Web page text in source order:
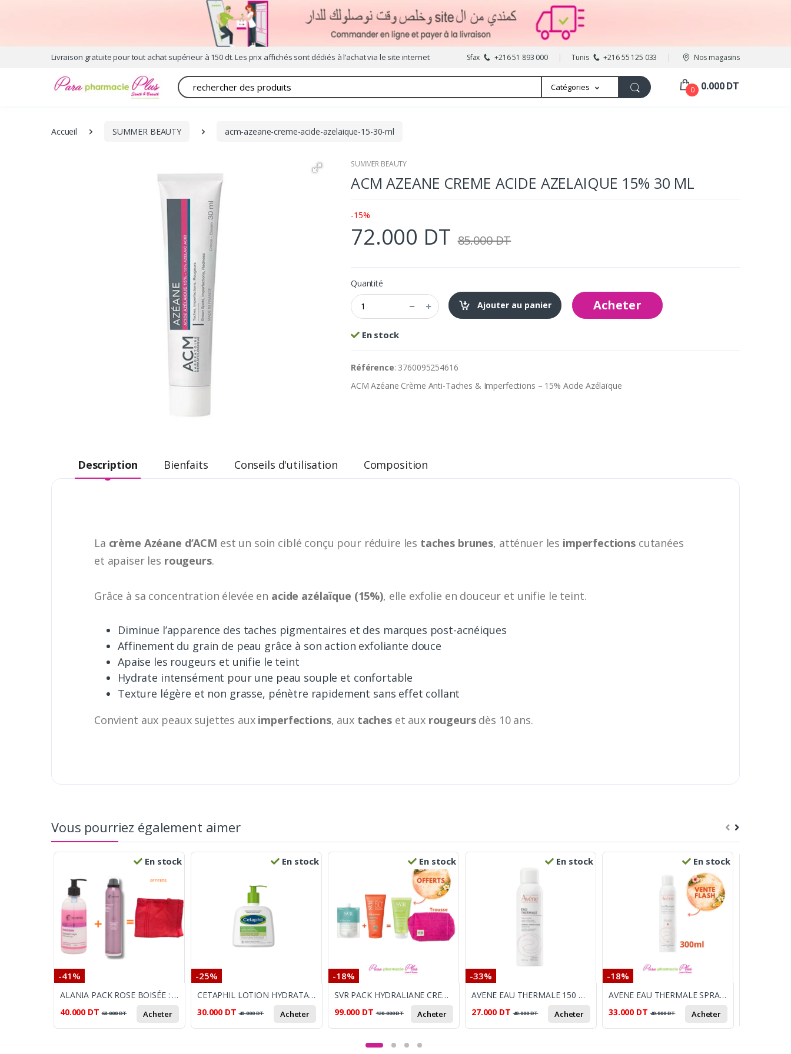
Livraison gratuite pour tout achat supérieur à 150 dt. Les prix affichés sont dédiés à l’achat via le site internet Sfax +216 51 893 000 Tunis +216 55 125 033 Nos magasins
Recherche Catégories 0 0.000 DT
Accueil SUMMER BEAUTY acm-azeane-creme-acide-azelaique-15-30-ml
SUMMER BEAUTY
ACM AZEANE CREME ACIDE AZELAIQUE 15% 30 ML
-15%
72.000 DT 85.000 DT
Quantité
Ajouter au panier
Acheter
En stock
Référence: 3760095254616
ACM Azéane Crème Anti-Taches & Imperfections – 15% Acide Azélaïque
Description Bienfaits Conseils d'utilisation Composition
La crème Azéane d’ACM est un soin ciblé conçu pour réduire les taches brunes, atténuer les imperfections cutanées
et apaiser les rougeurs.
Grâce à sa concentration élevée en acide azélaïque (15%), elle exfolie en douceur et unifie le teint.
Diminue l’apparence des taches pigmentaires et des marques post-acnéiques
Affinement du grain de peau grâce à son action exfoliante douce
Apaise les rougeurs et unifie le teint
Hydrate intensément pour une peau souple et confortable
Texture légère et non grasse, pénètre rapidement sans effet collant
Convient aux peaux sujettes aux imperfections, aux taches et auxrougeursdès 10 ans.
Vous pourriez également aimer
En stock
-41%
ALANIA PACK ROSE BOISÉE : GEL LAVANT CORPS 350 ML + DÉODORANT PARFUMÉ SPRAY 200 ML / ALANIA
40.000 DT 68.000DT Acheter
En stock
-25%
CETAPHIL LOTION HYDRATANTE 237ML
30.000 DT 40.000DT Acheter
En stock
-18%
SVR PACK HYDRALIANE CREME 40ML+SVR ECRAN SUN SECURE+MINI GEL 55ML ET TROUSSE OFFERTE
99.000 DT 120.000DT Acheter
En stock
-33%
AVENE EAU THERMALE 150 ML
27.000 DT 40.000DT Acheter
En stock
-18%
AVENE EAU THERMALE SPRAY 300 ML
33.000 DT 40.000DT Acheter